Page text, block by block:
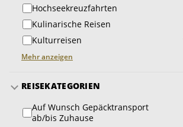
Hochseekreuzfahrten
Kulinarische Reisen
Kulturreisen
Mehr anzeigen
REISEKATEGORIEN
Auf Wunsch Gepäcktransport
ab/bis Zuhause